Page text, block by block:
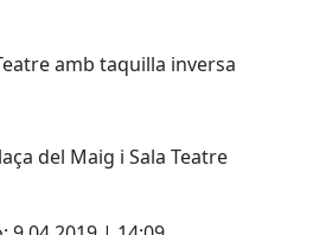
amb taquilla inversa
del Maig i Sala Teatre